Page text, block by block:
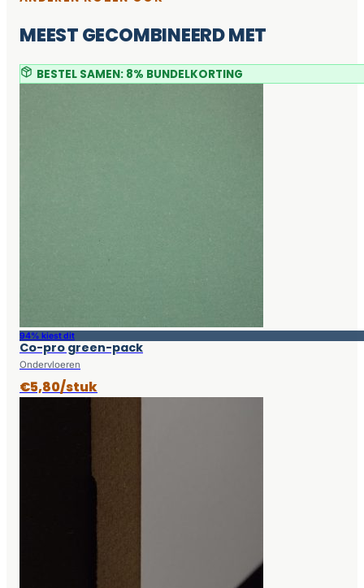
MEEST GECOMBINEERD MET
BESTEL SAMEN: 8% BUNDELKORTING
94% kiest dit
Co-pro green-pack
Ondervloeren
€5,80/stuk